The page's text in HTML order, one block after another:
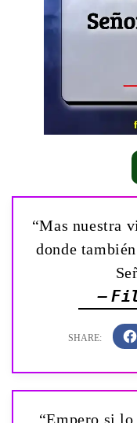
“Mas nuestra
donde
—
“Empero si lo